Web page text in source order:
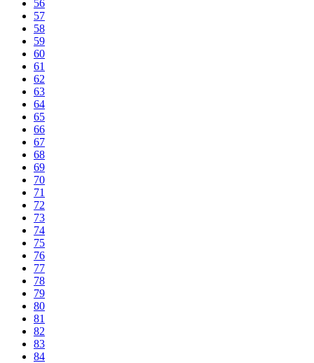
56
57
58
59
60
61
62
63
64
65
66
67
68
69
70
71
72
73
74
75
76
77
78
79
80
81
82
83
84